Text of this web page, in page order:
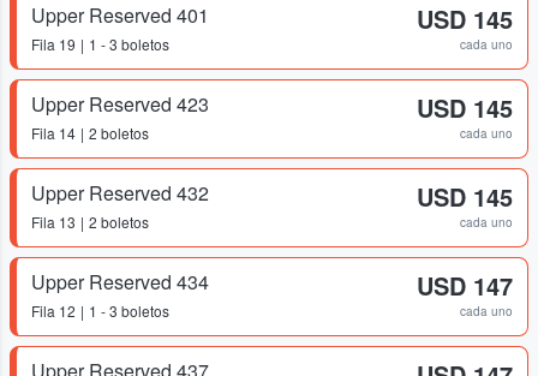
Upper Reserved 401
Fila 19 1 - 3 boletos
USD 145
cada uno
Upper Reserved 423
Fila 14 2 boletos
USD 145
cada uno
Upper Reserved 432
Fila 13 2 boletos
USD 145
cada uno
Upper Reserved 434
Fila 12 1 - 3 boletos
USD 147
cada uno